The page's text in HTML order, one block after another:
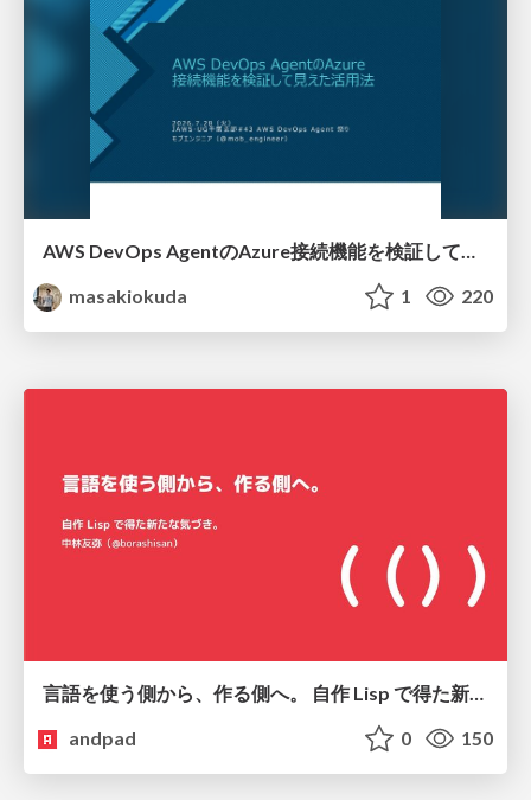
AWS DevOps AgentのAzure接続機能を検証して見えた活用法／Use Cases Verified for the AWS DevOps Agent's Azure Connectivity Feature
masakiokuda
1 220
andpad
0 150